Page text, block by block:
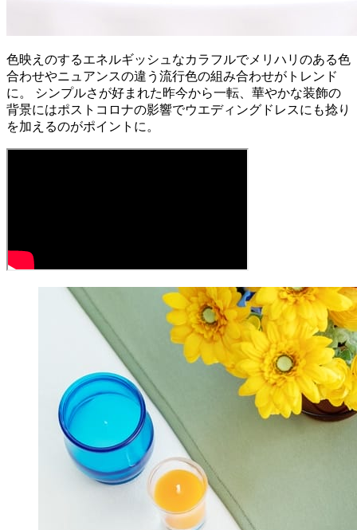
色映えのするエネルギッシュなカラフルでメリハリのある色
合わせやニュアンスの違う流行色の組み合わせがトレンド
に。 シンプルさが好まれた昨今から一転、華やかな装飾の
背景にはポストコロナの影響でウエディングドレスにも捻り
を加えるのがポイントに。